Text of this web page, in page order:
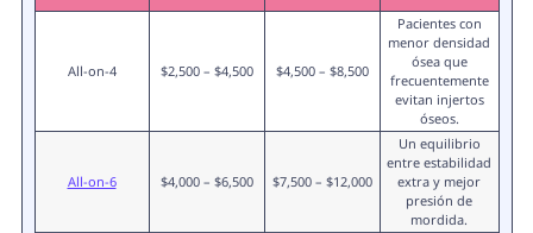
All-on-4 $2,500 – $4,500 $4,500 – $8,500
Pacientes con
menor densidad
ósea que
frecuentemente
evitan injertos
óseos.
All-on-6 $4,000 – $6,500 $7,500 – $12,000
Un equilibrio
entre estabilidad
extra y mejor
presión de
mordida.